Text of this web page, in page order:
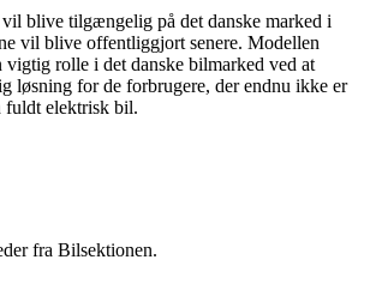
blive tilgængelig på det danske marked i
vil blive offentliggjort senere. Modellen
vigtig rolle i det danske bilmarked ved at
løsning for de forbrugere, der endnu ikke er
fuldt elektrisk bil.
fra Bilsektionen.